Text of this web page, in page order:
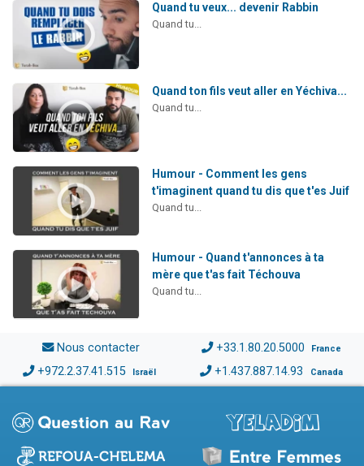
Quand tu veux... devenir Rabbin
Quand tu...
Quand ton fils veut aller en Yéchiva...
Quand tu...
Humour - Comment les gens
t'imaginent quand tu dis que t'es Juif
Quand tu...
Humour - Quand t'annonces à ta
mère que t'as fait Téchouva
Quand tu...
Nous contacter +33.1.80.20.5000 France
+972.2.37.41.515 Israël +1.437.887.14.93 Canada